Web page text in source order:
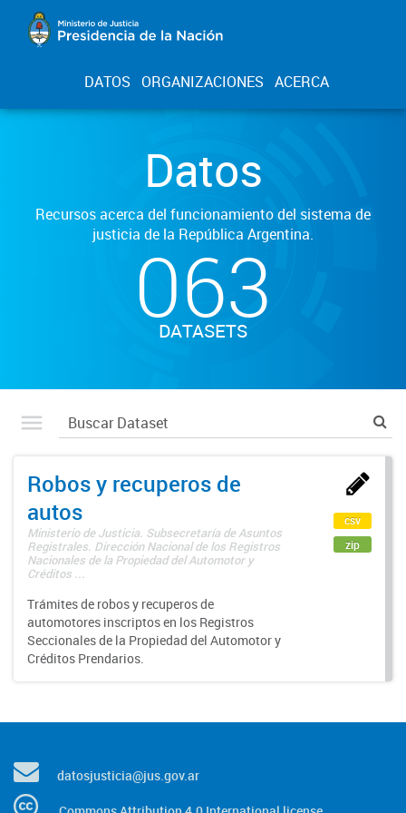
DATOS ORGANIZACIONES ACERCA
Datos
Recursos acerca del funcionamiento del sistema de
justicia de la República Argentina.
063
DATASETS
Robos y recuperos de
autos
Ministerio de Justicia. Subsecretaría de Asuntos
Registrales. Dirección Nacional de los Registros
Nacionales de la Propiedad del Automotor y
Créditos ...
Trámites de robos y recuperos de
automotores inscriptos en los Registros
Seccionales de la Propiedad del Automotor y
Créditos Prendarios.
csv
zip
datosjusticia@jus.gov.ar